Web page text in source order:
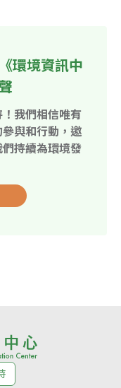
環境資訊中
我們相信唯有
與和行動，邀
持續為環境發